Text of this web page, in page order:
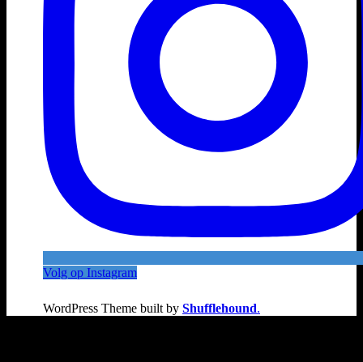
Volg op Instagram
WordPress Theme built by Shufflehound.